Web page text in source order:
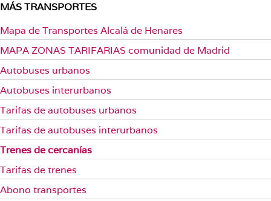
MÁS TRANSPORTES
Mapa de Transportes Alcalá de Henares
MAPA ZONAS TARIFARIAS comunidad de Madrid
Autobuses urbanos
Autobuses interurbanos
Tarifas de autobuses urbanos
Tarifas de autobuses interurbanos
Trenes de cercanías
Tarifas de trenes
Abono transportes